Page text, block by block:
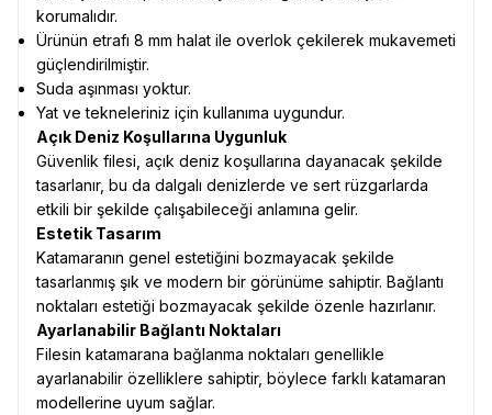
korumalıdır.
Ürünün etrafı 8 mm halat ile overlok çekilerek mukavemeti
güçlendirilmiştir.
Suda aşınması yoktur.
Yat ve tekneleriniz için kullanıma uygundur.
Açık Deniz Koşullarına Uygunluk
Güvenlik filesi, açık deniz koşullarına dayanacak şekilde
tasarlanır, bu da dalgalı denizlerde ve sert rüzgarlarda
etkili bir şekilde çalışabileceği anlamına gelir.
Estetik Tasarım
Katamaranın genel estetiğini bozmayacak şekilde
tasarlanmış şık ve modern bir görünüme sahiptir. Bağlantı
noktaları estetiği bozmayacak şekilde özenle hazırlanır.
Ayarlanabilir Bağlantı Noktaları
Filesin katamarana bağlanma noktaları genellikle
ayarlanabilir özelliklere sahiptir, böylece farklı katamaran
modellerine uyum sağlar.